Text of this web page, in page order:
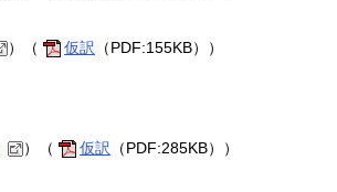
）（ 仮訳 （PDF:155KB））
）（ 仮訳 （PDF:285KB））